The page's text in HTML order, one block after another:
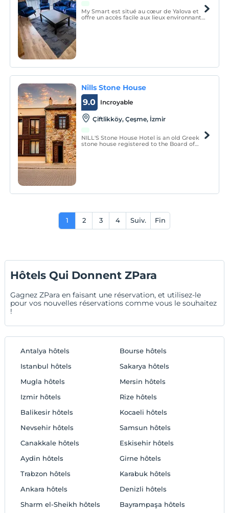
My Smart est situé au cœur de Yalova et
offre un accès facile aux lieux environnants
Nills Stone House
Incroyable
9.0
Çiftlikköy, Çeşme, İzmir
NILL'S Stone House Hotel is an old Greek
stone house registered to the Board of
1 2 3 4 Suiv. Fin
Hôtels Qui Donnent ZPara
Gagnez ZPara en faisant une réservation, et utilisez-le
pour vos nouvelles réservations comme vous le souhaitez
!
Antalya hôtels
Istanbul hôtels
Mugla hôtels
Izmir hôtels
Balikesir hôtels
Nevsehir hôtels
Canakkale hôtels
Aydin hôtels
Trabzon hôtels
Ankara hôtels
Bourse hôtels
Sakarya hôtels
Mersin hôtels
Rize hôtels
Kocaeli hôtels
Samsun hôtels
Eskisehir hôtels
Girne hôtels
Karabuk hôtels
Denizli hôtels
Sharm el-Sheikh hôtels
Bayrampaşa hôtels